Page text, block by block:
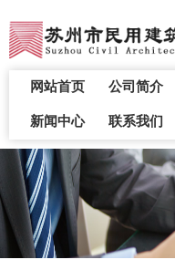
网站首页 公司简介
新闻中心
联系我们